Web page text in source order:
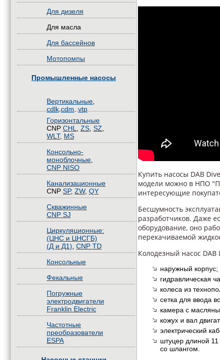
Для дизеля
Для масла
Для бассейнов
Мотопомпы
Промышленные насосы
Вертикальные
cdlk cdm vtp
Горизонтальные
CNP CHL ZS SZ
WLT, MS
Консольно-
моноблочные
CNP NISO
Канализационные
CNP SP, ZW, QY
Скважинные
CNP SJ
Циркуляционные:
(ЦНС и ЦНСГБ)
(Д и Д1) CNP TD
Консольные
Фекальные
Погружные
электродвигатели
Franklin Electric
Частотные
преобразователи
ESPA
Купить насосы DAB
модели можно в НПО
интересующие
Бесшумность
разработчиков. Даже
оборудование, оно
перекачиваемой
Колодезный насос
наружный корпус;
гидравлическая
колеса из
сетка для ввода
камера с
кожух и вал
электрический
штуцер длиной
со шлангом.